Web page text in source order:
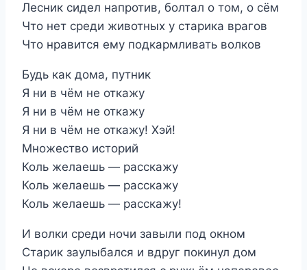
Лесник сидел напротив, болтал о том, о сём
Что нет среди животных у старика врагов
Что нравится ему подкармливать волков
Будь как дома, путник
Я ни в чём не откажу
Я ни в чём не откажу
Я ни в чём не откажу! Хэй!
Множество историй
Коль желаешь — расскажу
Коль желаешь — расскажу
Коль желаешь — расскажу!
И волки среди ночи завыли под окном
Старик заулыбался и вдруг покинул дом